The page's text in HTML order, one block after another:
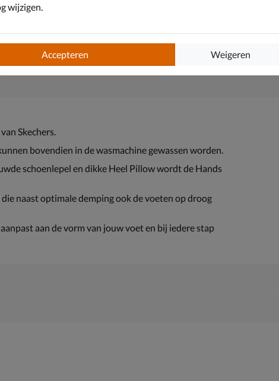
Skechers.
bovendien in de wasmachine gewassen worden.
schoenlepel en dikke Heel Pillow wordt de Hands
naast optimale demping ook de voeten op droog
aan de vorm van jouw voet en bij iedere stap
wijzigen.
Accepteren Weigeren